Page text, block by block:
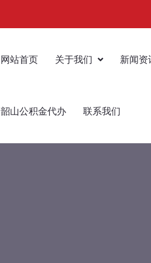
网站首页 关于我们 新闻资
韶山公积金代办 联系我们